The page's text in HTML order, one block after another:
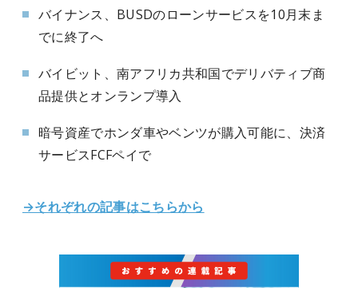
バイナンス、BUSDのローンサービスを10月末ま
でに終了へ
バイビット、南アフリカ共和国でデリバティブ商
品提供とオンランプ導入
暗号資産でホンダ車やベンツが購入可能に、決済
サービスFCFペイで
→それぞれの記事はこちらから